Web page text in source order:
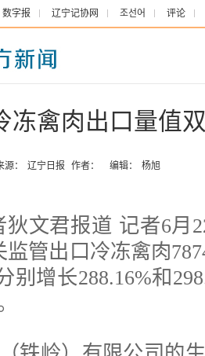
数字报 辽宁记协网 조선어 评论
冻禽肉出口量值
源： 辽宁日报 作者： 编辑： 杨旭
君报道 记者6月
管出口冷冻禽肉
别增长288.16%和